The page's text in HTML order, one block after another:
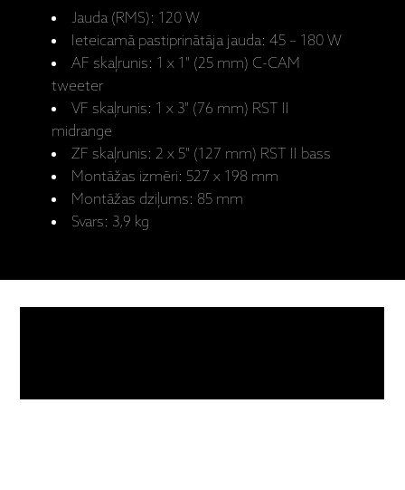
Jauda (RMS): 120 W
Ieteicamā pastiprinātāja jauda: 45 – 180 W
AF skaļrunis: 1 x 1" (25 mm) C-CAM
tweeter
VF skaļrunis: 1 x 3" (76 mm) RST II
midrange
ZF skaļrunis: 2 x 5" (127 mm) RST II bass
Montāžas izmēri: 527 x 198 mm
Montāžas dziļums: 85 mm
Svars: 3,9 kg